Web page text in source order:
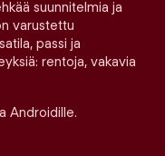
suunnitelmia ja
varustettu
passi ja
rentoja, vakavia
Androidille.